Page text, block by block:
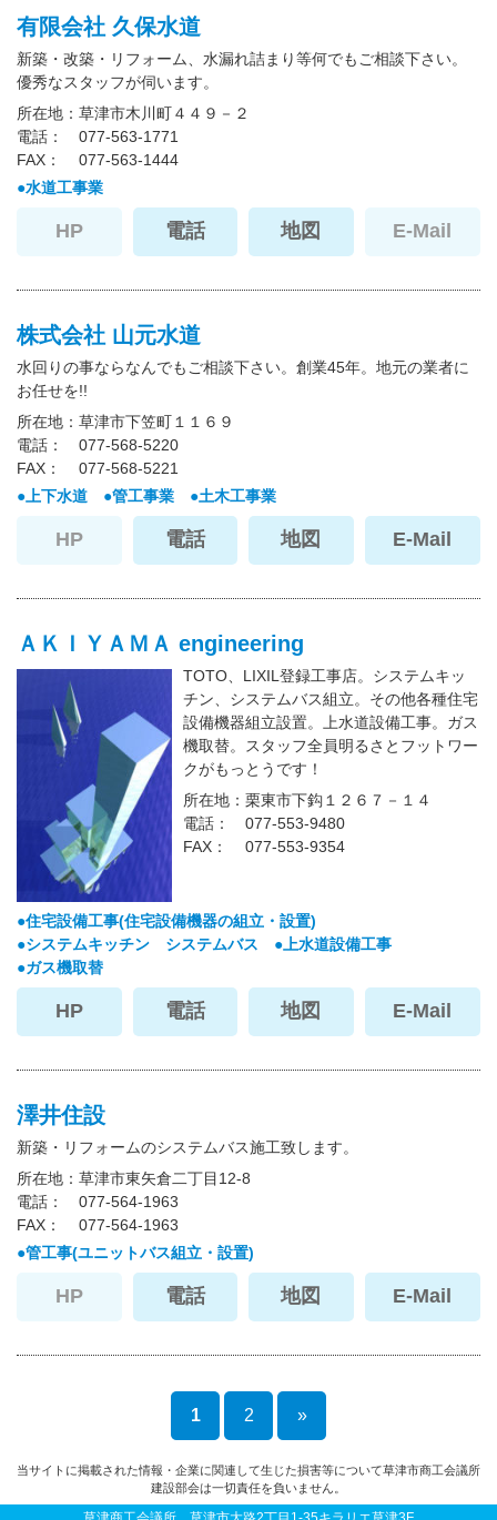
有限会社 久保水道
新築・改築・リフォーム、水漏れ詰まり等何でもご相談下さい。
優秀なスタッフが伺います。
所在地
草津市木川町４４９－２
電話
077-563-1771
FAX
077-563-1444
水道工事業
HP 電話 地図 E-Mail
株式会社 山元水道
水回りの事ならなんでもご相談下さい。創業45年。地元の業者に
お任せを!!
所在地
草津市下笠町１１６９
電話
077-568-5220
FAX
077-568-5221
上下水道
管工事業 土木工事業
HP 電話 地図 E-Mail
ＡＫＩＹＡＭＡ engineering
TOTO、LIXIL登録工事店。システムキッ
チン、システムバス組立。その他各種住宅
設備機器組立設置。上水道設備工事。ガス
機取替。スタッフ全員明るさとフットワー
クがもっとうです！
所在地
栗東市下鈎１２６７－１４
電話
077-553-9480
FAX
077-553-9354
住宅設備工事(住宅設備機器の組立・設置)
システムキッチン システムバス
上水道設備工事
ガス機取替
HP 電話 地図 E-Mail
澤井住設
新築・リフォームのシステムバス施工致します。
所在地
草津市東矢倉二丁目12-8
電話
077-564-1963
FAX
077-564-1963
管工事(ユニットバス組立・設置)
HP 電話 地図 E-Mail
1 2 »
当サイトに掲載された情報・企業に関連して生じた損害等について草津市商工会議所
建設部会は一切責任を負いません。